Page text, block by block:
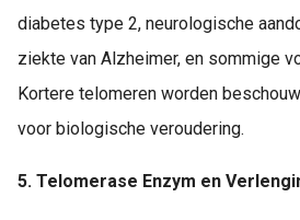
diabetes type 2, neurologische
ziekte van Alzheimer, en sommige
Kortere telomeren worden
voor biologische veroudering.
5. Telomerase Enzym en